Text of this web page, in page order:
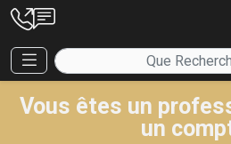
Vous êtes un
un